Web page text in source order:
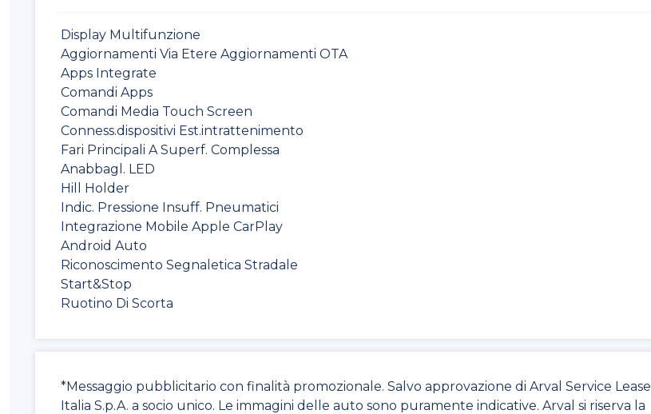
Display Multifunzione
Aggiornamenti Via Etere Aggiornamenti OTA
Apps Integrate
Comandi Apps
Comandi Media Touch Screen
Conness.dispositivi Est.intrattenimento
Fari Principali A Superf. Complessa
Anabbagl. LED
Hill Holder
Indic. Pressione Insuff. Pneumatici
Integrazione Mobile Apple CarPlay
Android Auto
Riconoscimento Segnaletica Stradale
Start&Stop
Ruotino Di Scorta
*Messaggio pubblicitario con finalità promozionale. Salvo approvazione di Arval Service Lease
Italia S.p.A. a socio unico. Le immagini delle auto sono puramente indicative. Arval si riserva la